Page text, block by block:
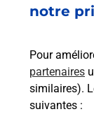
notre
Pour
partenaires
similaires).
suivantes :
Vous
solutions